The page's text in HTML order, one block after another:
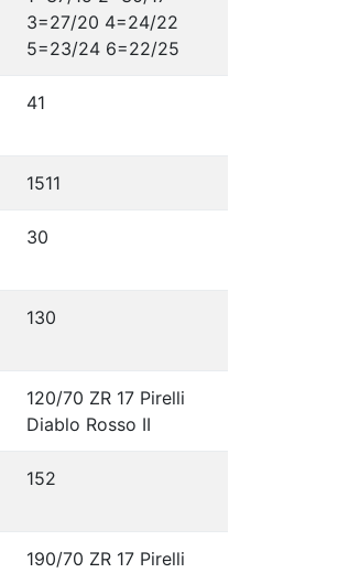
3=27/20 4=24/22
5=23/24 6=22/25
41
1511
30
130
120/70 ZR 17 Pirelli
Diablo Rosso II
152
190/70 ZR 17 Pirelli